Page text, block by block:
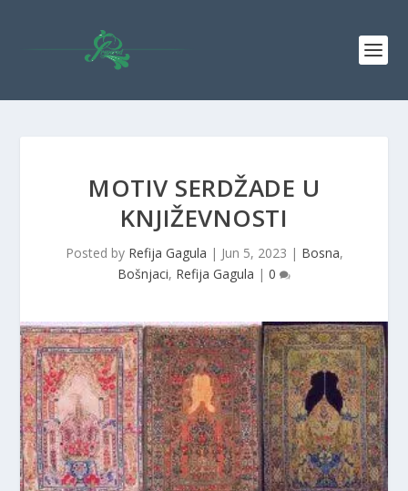
MOTIV SERDŽADE U
KNJIŽEVNOSTI
Posted by Refija Gagula | Jun 5, 2023 | Bosna,
Bošnjaci, Refija Gagula | 0